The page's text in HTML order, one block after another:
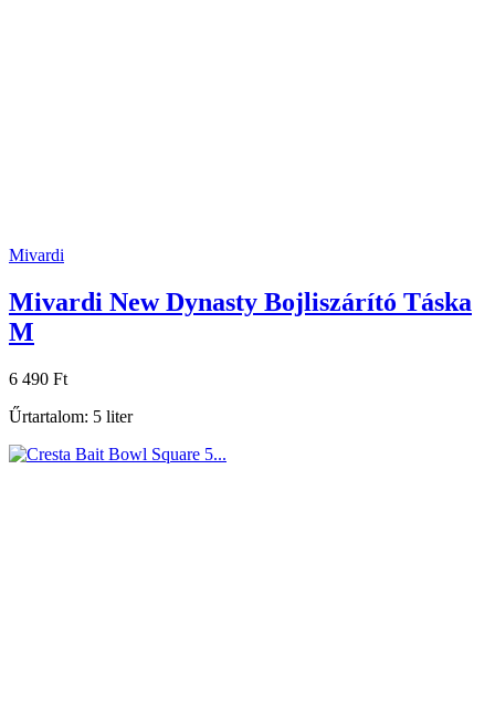
Mivardi
Mivardi New Dynasty Bojliszárító Táska
M
6 490 Ft
Űrtartalom: 5 liter